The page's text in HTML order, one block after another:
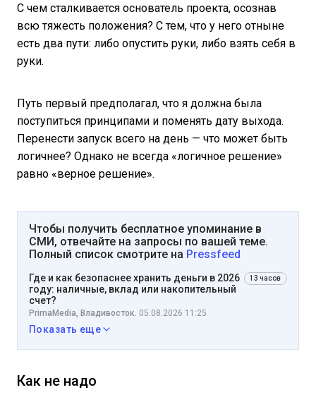
С чем сталкивается основатель проекта, осознав
всю тяжесть положения? С тем, что у него отныне
есть два пути: либо опустить руки, либо взять себя в
руки.
Путь первый предполагал, что я должна была
поступиться принципами и поменять дату выхода.
Перенести запуск всего на день — что может быть
логичнее? Однако не всегда «логичное решение»
равно «верное решение».
Чтобы получить бесплатное упоминание в
СМИ, отвечайте на запросы по вашей теме.
Полный список смотрите на Pressfeed
Где и как безопаснее хранить деньги в 2026
году: наличные, вклад или накопительный
счет?
13 часов
PrimaMedia, Владивосток. 05.08.2026 11:25
Показать еще
Как не надо